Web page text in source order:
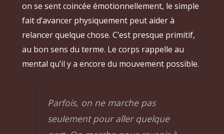
on se sent coincée émotionnellement, le simple
fait d’avancer physiquement peut aider à
relancer quelque chose. C’est presque primitif,
au bon sens du terme. Le corps rappelle au
mental qu’il y a encore du mouvement possible.
Parfois, on ne marche pas
seulement pour aller quelque